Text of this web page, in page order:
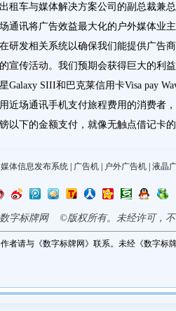
租车与媒体解决方案公司的副总裁兼
通讯将广告效益最大化的户外媒体业
研发相关系统以确保我们能提供广告
宣传活动。我们预期会获得巨大的利
Galaxy SIII和巴克莱信用卡Visa pay
近场通讯手机支付旅程费用的消费者
以下的金额支付，就像无触点借记卡的
体信息发布系统 广告机 户外广告机 液晶
字标牌网 ©版权所有。未经许可，不
者请与《数字标牌网》联系。未经《数字标